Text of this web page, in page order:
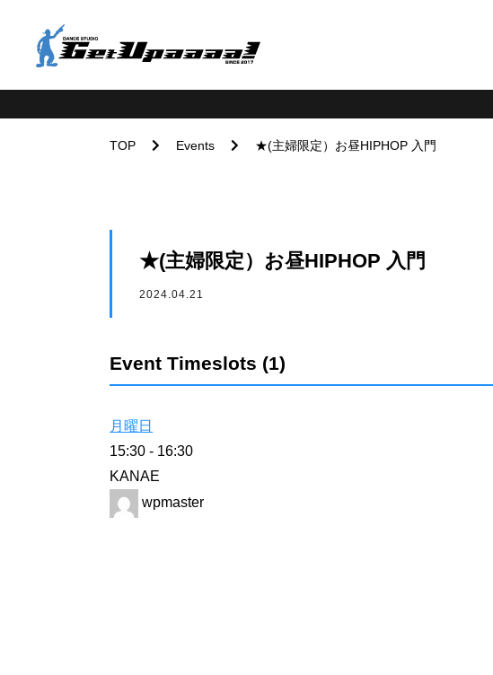
TOP Events ★(主婦限定）お昼HIPHOP 入門
★(主婦限定）お昼HIPHOP 入門
2024.04.21
Event Timeslots (1)
月曜日
15:30 - 16:30
KANAE
wpmaster